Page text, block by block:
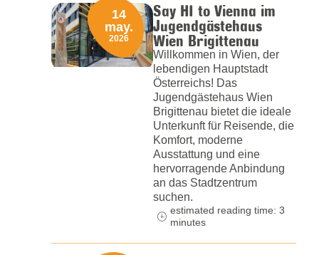
Say HI to Vienna im
Jugendgästehaus
Wien Brigittenau
Willkommen in Wien, der
lebendigen Hauptstadt
Österreichs! Das
Jugendgästehaus Wien
Brigittenau bietet die ideale
Unterkunft für Reisende, die
Komfort, moderne
Ausstattung und eine
hervorragende Anbindung
an das Stadtzentrum
suchen.
14
may.
2026
estimated reading time: 3
minutes